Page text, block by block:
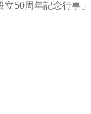
50周年記念行事」